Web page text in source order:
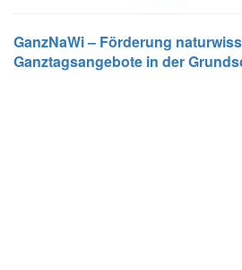
GanzNaWi – Förderung
Ganztagsangebote in der